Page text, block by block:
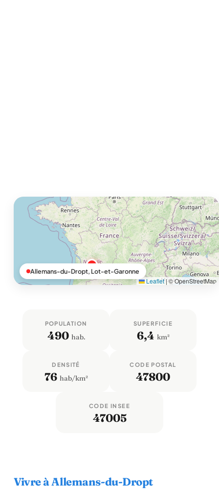
Leaflet |© OpenStreetMap
Allemans-du-Dropt, Lot-et-Garonne
POPULATION
490 hab.
SUPERFICIE
6,4 km²
DENSITÉ
76 hab/km²
CODE POSTAL
47800
CODE INSEE
47005
Vivre à Allemans-du-Dropt